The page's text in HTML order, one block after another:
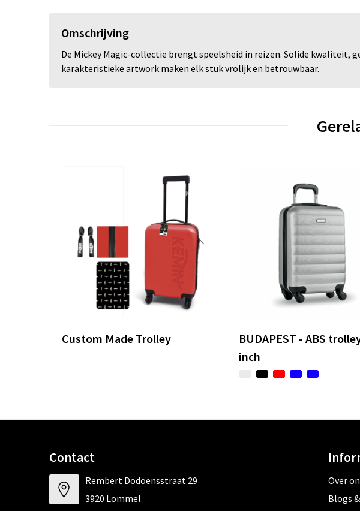
Omschrijving
De Mickey Magic-collectie brengt speelsheid in reizen. Solide
karakteristieke artwork maken elk stuk vrolijk en betrouwbaar.
Custom Made Trolley
BUDAPEST - ABS
inch
Contact
Rembert Dodoensstraat 29
3920 Lommel
Over
Blogs